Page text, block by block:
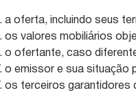
a oferta, incluindo seus
os valores mobiliários
o ofertante, caso
o emissor e sua situação
os terceiros garantidores